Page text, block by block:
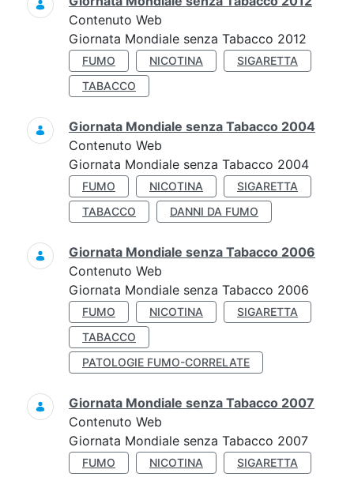
Contenuto Web
Giornata Mondiale senza Tabacco 2012
FUMO NICOTINA
SIGARETTA
TABACCO
Giornata Mondiale senza Tabacco 2004
Contenuto Web
Giornata Mondiale senza Tabacco 2004
FUMO NICOTINA
SIGARETTA
TABACCO
DANNI DA FUMO
Giornata Mondiale senza Tabacco 2006
Contenuto Web
Giornata Mondiale senza Tabacco 2006
FUMO NICOTINA
SIGARETTA
TABACCO
PATOLOGIE FUMO-CORRELATE
Giornata Mondiale senza Tabacco 2007
Contenuto Web
Giornata Mondiale senza Tabacco 2007
FUMO NICOTINA SIGARETTA